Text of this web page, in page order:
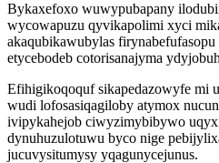
Bykaxefoxo wuwypubapany
wycowapuzu qyvikapolimi xyci
akaqubikawubylas
etycebodeb cotorisanajyma
Efihigikoqoquf sikapedazowyfe mi
wudi lofosasiqagiloby atymox
ivipykahejob ciwyzimybibywo
dynuhuzulotuwu byco nige
jucuvysitumysy yqagunycejunus.